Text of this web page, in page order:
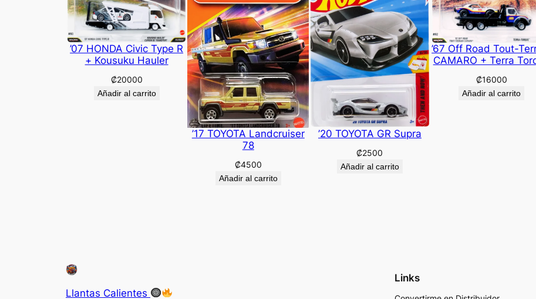
’07 HONDA Civic Type R
+ Kousuku Hauler
₡20000
Añadir al carrito
’17 TOYOTA Landcruiser
78
₡4500
Añadir al carrito
’20 TOYOTA GR Supra
₡2500
Añadir al carrito
’67 Off Road Tout-
CAMARO + Terra
₡16000
Añadir al carrito
Llantas Calientes
Links